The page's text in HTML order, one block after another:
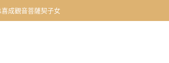
成觀音菩薩契子女